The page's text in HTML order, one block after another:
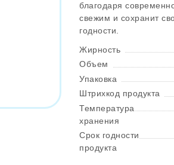
благодаря
свежим и сохранит
годности.
Жирность
Объем
Упаковка
Штрихкод продукта
Температура
хранения
Срок годности
продукта